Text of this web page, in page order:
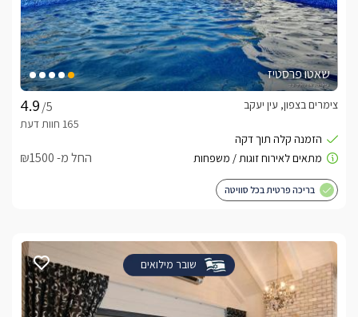
שאטו פרסטיז
/5
צימרים בצפון, עין יעקב
החל מ- ₪1500
בריכה פרטית בכל סוויטה
שובר מילואים